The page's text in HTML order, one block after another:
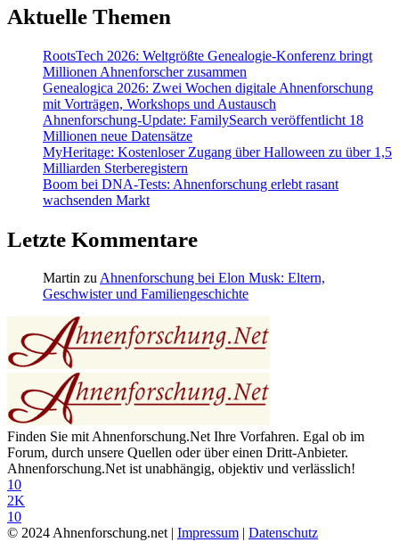
Aktuelle Themen
RootsTech 2026: Weltgrößte Genealogie-Konferenz bringt
Millionen Ahnenforscher zusammen
Genealogica 2026: Zwei Wochen digitale Ahnenforschung
mit Vorträgen, Workshops und Austausch
Ahnenforschung-Update: FamilySearch veröffentlicht 18
Millionen neue Datensätze
MyHeritage: Kostenloser Zugang über Halloween zu über 1,5
Milliarden Sterberegistern
Boom bei DNA-Tests: Ahnenforschung erlebt rasant
wachsenden Markt
Letzte Kommentare
Martin zuAhnenforschung bei Elon Musk: Eltern,
Geschwister und Familiengeschichte
Finden Sie mit Ahnenforschung.Net Ihre Vorfahren. Egal ob im
Forum, durch unsere Quellen oder über einen Dritt-Anbieter.
Ahnenforschung.Net ist unabhängig, objektiv und verlässlich!
10
2K
10
© 2024 Ahnenforschung.net | Impressum | Datenschutz